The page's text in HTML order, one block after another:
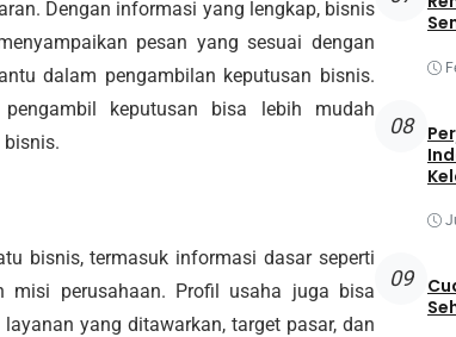
Dengan informasi yang lengkap, bisnis
pesan yang sesuai dengan
dalam pengambilan keputusan bisnis.
keputusan bisa lebih mudah
bisnis, termasuk informasi dasar seperti
misi perusahaan. Profil usaha juga bisa
yang ditawarkan, target pasar, dan
08
09